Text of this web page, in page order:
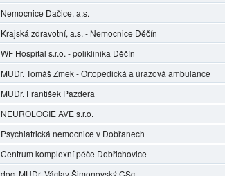
Nemocnice Dačice, a.s.
Krajská zdravotní, a.s. - Nemocnice Děčín
WF Hospital s.r.o. - poliklinika Děčín
MUDr. Tomáš Zmek - Ortopedická a úrazová ambulance
MUDr. František Pazdera
NEUROLOGIE AVE s.r.o.
Psychiatrická nemocnice v Dobřanech
Centrum komplexní péče Dobřichovice